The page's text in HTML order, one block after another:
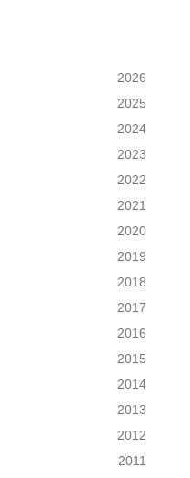
2026
2025
2024
2023
2022
2021
2020
2019
2018
2017
2016
2015
2014
2013
2012
2011